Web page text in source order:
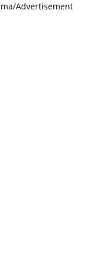
Advertisement